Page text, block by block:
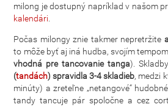
milong je dostupný napríklad v našom
kalendári.
Počas milongy znie takmer nepretržite
to môže byť aj iná hudba, svojím
vhodná pre tancovanie tanga).
(tandách) spravidla 3-4 skladieb, medzi
minúty) a zreteľne „netangové“
tandy tancuje pár spoločne a cez